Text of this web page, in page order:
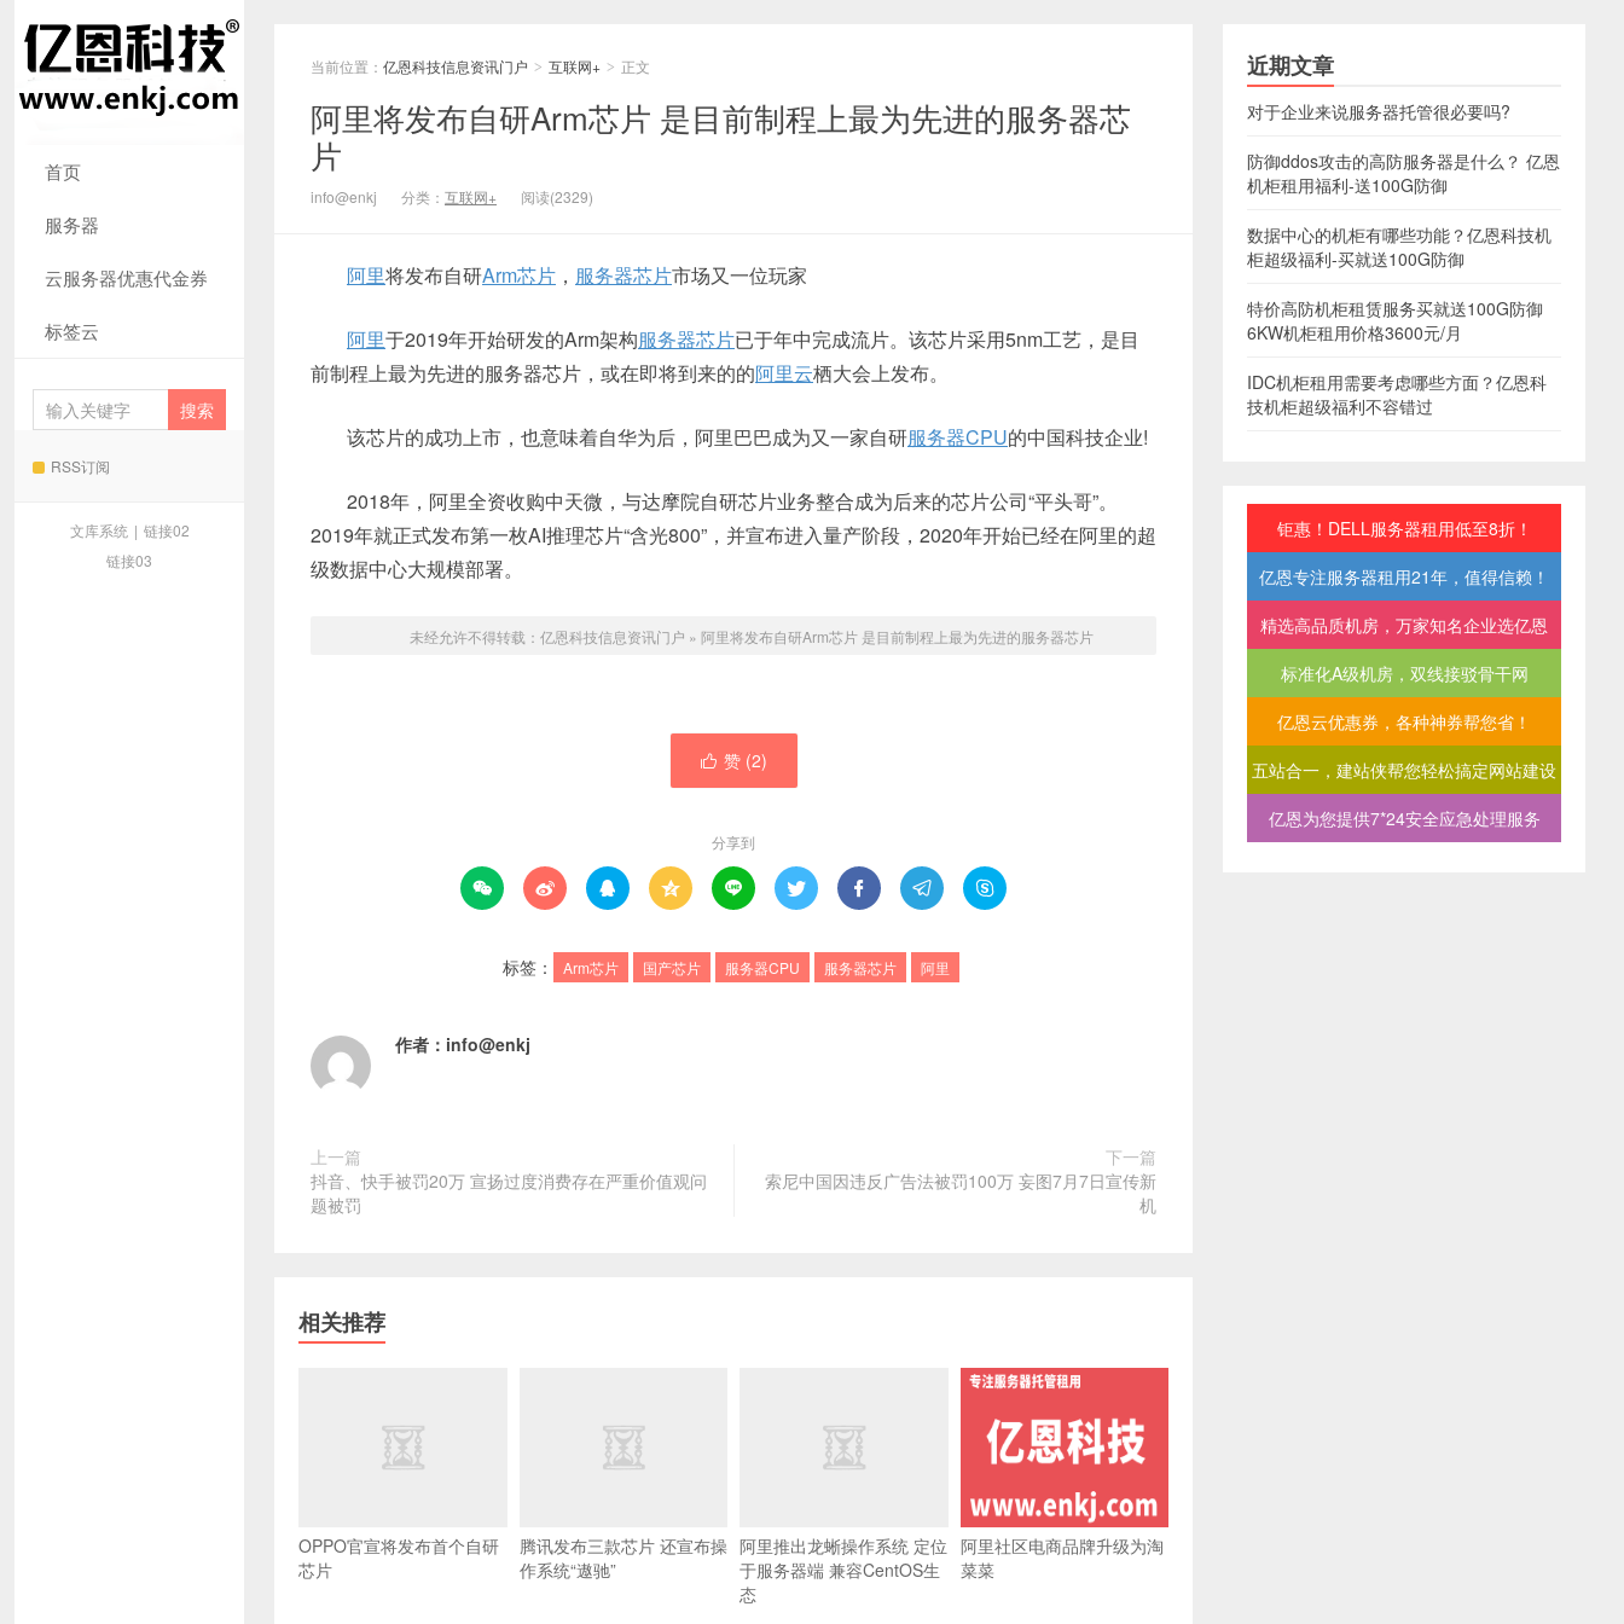
首页
服务器
云服务器优惠代金券
标签云
RSS订阅
文库系统 | 链接02
链接03
当前位置： 亿恩科技信息资讯门户 > 互联网+ > 正文
阿里将发布自研Arm芯片 是目前制程上最为先进的服务器芯
片
info@enkj 分类： 互联网+ 阅读(2329)
阿里将发布自研Arm芯片 ， 服务器芯片市场又一位玩家
阿里于2019年开始研发的Arm架构服务器芯片已于年中完成流片。该芯片采用5nm工艺，是目
前制程上最为先进的服务器芯片，或在即将到来的的阿里云栖大会上发布。
该芯片的成功上市，也意味着自华为后，阿里巴巴成为又一家自研服务器CPU的中国科技企业!
2018年，阿里全资收购中天微，与达摩院自研芯片业务整合成为后来的芯片公司“平头哥”。
2019年就正式发布第一枚AI推理芯片“含光800”，并宣布进入量产阶段，2020年开始已经在阿里的超
级数据中心大规模部署。
未经允许不得转载： 亿恩科技信息资讯门户 » 阿里将发布自研Arm芯片 是目前制程上最为先进的服务器芯片
 赞 (2)
分享到
        
标签： Arm芯片 国产芯片 服务器CPU 服务器芯片 阿里
作者： info@enkj
上一篇
抖音、快手被罚20万 宣扬过度消费存在严重价值观问
题被罚
下一篇
索尼中国因违反广告法被罚100万 妄图7月7日宣传新
机
相关推荐
OPPO官宣将发布首个自研
芯片
腾讯发布三款芯片 还宣布操
作系统“遨驰”
阿里推出龙蜥操作系统 定位
于服务器端 兼容CentOS生
态
阿里社区电商品牌升级为淘
菜菜
近期文章
对于企业来说服务器托管很必要吗?
防御ddos攻击的高防服务器是什么？ 亿恩
机柜租用福利-送100G防御
数据中心的机柜有哪些功能？亿恩科技机
柜超级福利-买就送100G防御
特价高防机柜租赁服务买就送100G防御
6KW机柜租用价格3600元/月
IDC机柜租用需要考虑哪些方面？亿恩科
技机柜超级福利不容错过
钜惠！DELL服务器租用低至8折！
亿恩专注服务器租用21年，值得信赖！
精选高品质机房，万家知名企业选亿恩
标准化A级机房，双线接驳骨干网
亿恩云优惠券，各种神券帮您省！
五站合一，建站侠帮您轻松搞定网站建设
亿恩为您提供7*24安全应急处理服务